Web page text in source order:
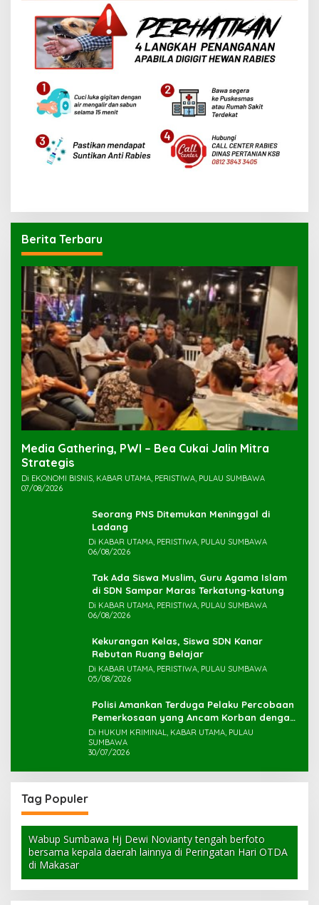
Berita Terbaru
Media Gathering, PWI – Bea Cukai Jalin Mitra
Strategis
Di EKONOMI BISNIS, KABAR UTAMA, PERISTIWA, PULAU SUMBAWA
07/08/2026
Seorang PNS Ditemukan Meninggal di
Ladang
Di KABAR UTAMA, PERISTIWA, PULAU SUMBAWA
06/08/2026
Tak Ada Siswa Muslim, Guru Agama Islam
di SDN Sampar Maras Terkatung-katung ‎
Di KABAR UTAMA, PERISTIWA, PULAU SUMBAWA
06/08/2026
Kekurangan Kelas, Siswa SDN Kanar
Rebutan Ruang Belajar
Di KABAR UTAMA, PERISTIWA, PULAU SUMBAWA
05/08/2026
Polisi Amankan Terduga Pelaku Percobaan
Pemerkosaan yang Ancam Korban dengan
Parang
Di HUKUM KRIMINAL, KABAR UTAMA, PULAU
SUMBAWA
30/07/2026
Tag Populer
Wabup Sumbawa Hj Dewi Novianty tengah berfoto
bersama kepala daerah lainnya di Peringatan Hari OTDA
di Makasar